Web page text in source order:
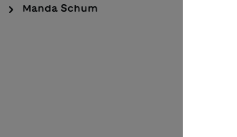
Manda Schum